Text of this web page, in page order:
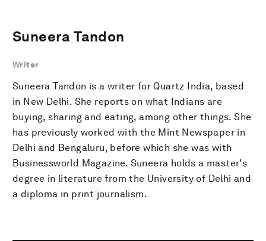
Suneera Tandon
Writer
Suneera Tandon is a writer for Quartz India, based
in New Delhi. She reports on what Indians are
buying, sharing and eating, among other things. She
has previously worked with the Mint Newspaper in
Delhi and Bengaluru, before which she was with
Businessworld Magazine. Suneera holds a master's
degree in literature from the University of Delhi and
a diploma in print journalism.